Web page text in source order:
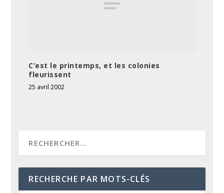
C’est le printemps, et les colonies
fleurissent
25 avril 2002
RECHERCHE PAR MOTS-CLÉS